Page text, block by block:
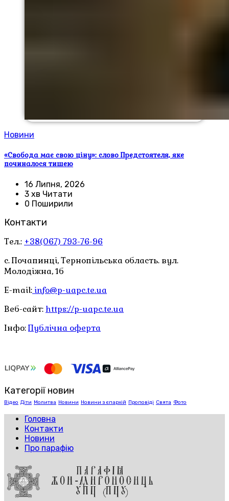
Новини
«Свобода має свою ціну»: слово Предстоятеля, яке
починалося тишею
16 Липня, 2026
3 хв Читати
0 Поширили
Контакти
Тел.: +38(067) 793-76-96
с. Почапинці, Тернопільська область. вул.
Молодіжна, 1б
E-mail: info@p-uapc.te.ua
Веб-сайт: https://p-uapc.te.ua
Інфо:Публічна оферта
Категорії новин
Відео Діти Молитва Новини Новини з єпархій Проповіді Свята Фото
Головна
Контакти
Новини
Про парафію